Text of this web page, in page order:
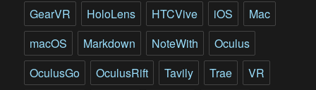
GearVR
HoloLens HTCVive iOS
Mac
macOS
Markdown NoteWith
Oculus
OculusGo
OculusRift Tavily Trae
VR